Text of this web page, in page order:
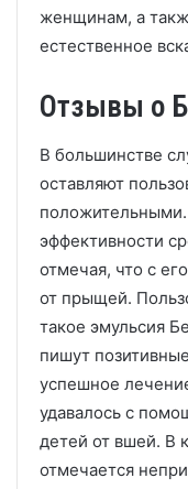
женщинам, а
естественное
Отзывы о
В большинстве
оставляют
эффективности
отмечая, что с
от прыщей.
такое эмульсия
пишут
успешное
удавалось с
детей от вшей. В
отмечается